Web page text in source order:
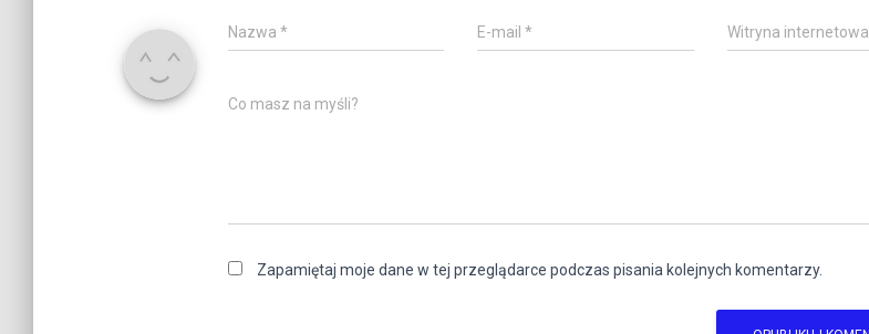
Nazwa * E-mail* Witryna internetowa
Co masz na myśli?
Zapamiętaj moje dane w tej przeglądarce podczas pisania kolejnych komentarzy.